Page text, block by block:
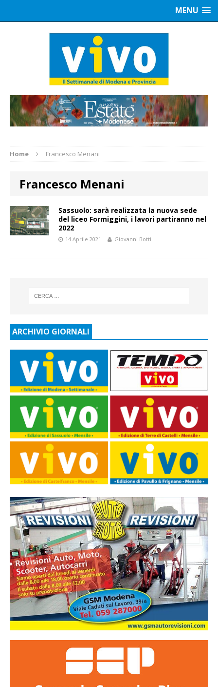
MENU
Home Francesco Menani
Francesco Menani
Sassuolo: sarà realizzata la nuova sede
del liceo Formiggini, i lavori partiranno nel
2022
14 Aprile 2021 Giovanni Botti
ARCHIVIO GIORNALI